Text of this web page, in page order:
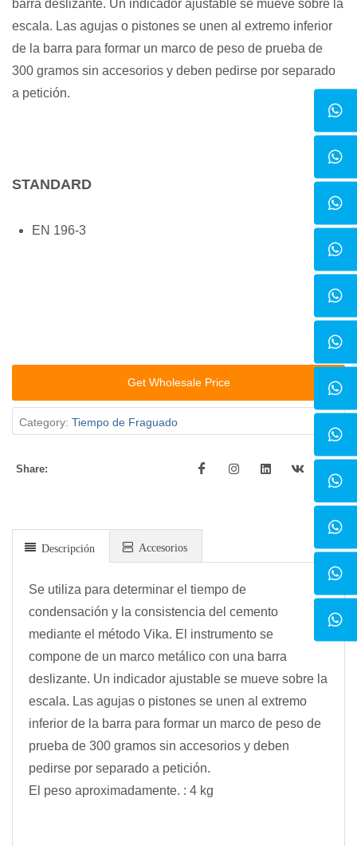
barra deslizante. Un indicador ajustable se mueve sobre la
escala. Las agujas o pistones se unen al extremo inferior
de la barra para formar un marco de peso de prueba de
300 gramos sin accesorios y deben pedirse por separado
a petición.
STANDARD
EN 196-3
Get Wholesale Price
Category: Tiempo de Fraguado
Share:
Descripción Accesorios
Se utiliza para determinar el tiempo de
condensación y la consistencia del cemento
mediante el método Vika. El instrumento se
compone de un marco metálico con una barra
deslizante. Un indicador ajustable se mueve sobre la
escala. Las agujas o pistones se unen al extremo
inferior de la barra para formar un marco de peso de
prueba de 300 gramos sin accesorios y deben
pedirse por separado a petición.
El peso aproximadamente. : 4 kg